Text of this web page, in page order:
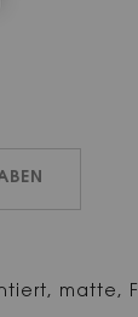
matte,